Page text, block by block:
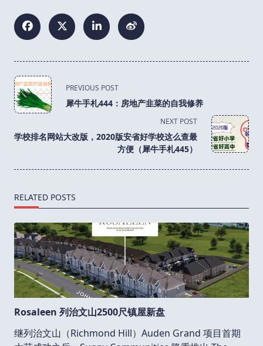
<span
class="nav-
subtitle
reader-
PREVIOUS POST
犀牛手札444：房地产韭菜的自我修养
NEXT POST
学校排名网站大改版，2020版安省好学校这么查最
方便（犀牛手札445）
RELATED POSTS
Rosaleen 列治文山2500尺镇屋新盘
继列治文山（Richmond Hill）Auden Grand 项目首期